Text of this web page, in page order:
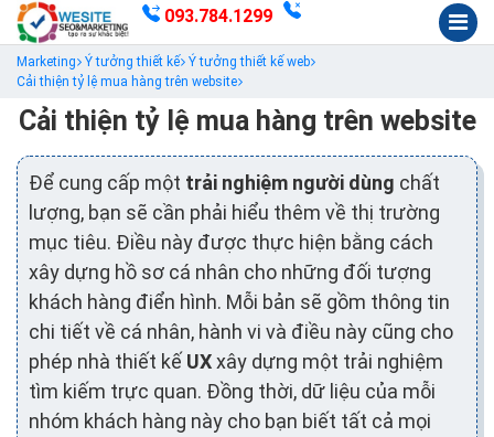
093.784.1299
Marketing Ý tưởng thiết kế Ý tưởng thiết kế web
Cải thiện tỷ lệ mua hàng trên website
Cải thiện tỷ lệ mua hàng trên website
Để cung cấp một trải nghiệm người dùng chất
lượng, bạn sẽ cần phải hiểu thêm về thị trường
mục tiêu. Điều này được thực hiện bằng cách
xây dựng hồ sơ cá nhân cho những đối tượng
khách hàng điển hình. Mỗi bản sẽ gồm thông tin
chi tiết về cá nhân, hành vi và điều này cũng cho
phép nhà thiết kế UXxây dựng một trải nghiệm
tìm kiếm trực quan. Đồng thời, dữ liệu của mỗi
nhóm khách hàng này cho bạn biết tất cả mọi